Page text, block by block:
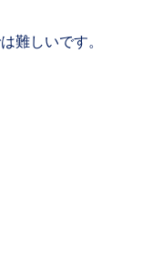
難しいです。